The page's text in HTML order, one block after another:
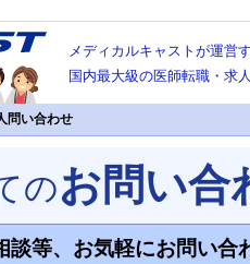
メディカルキャストが運営
国内最大級の医師転職・求
問い合わせ
のお問い合
等、お気軽にお問い合